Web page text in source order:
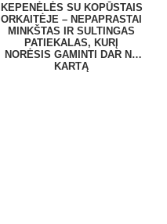
KEPENĖLĖS SU KOPŪSTAIS
ORKAITĖJE – NEPAPRASTAI
MINKŠTAS IR SULTINGAS
PATIEKALAS, KURĮ
NORĖSIS GAMINTI DAR NE
KARTĄ